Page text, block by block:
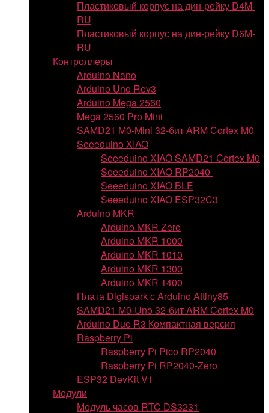
Пластиковый корпус на дин-рейку D4M-
RU
Пластиковый корпус на дин-рейку D6M-
RU
Контроллеры
Arduino Nano
Arduino Uno Rev3
Arduino Mega 2560
Mega 2560 Pro Mini
SAMD21 M0-Mini 32-бит ARM Cortex M0
Seeeduino XIAO
Seeeduino XIAO SAMD21 Cortex M0
Seeeduino XIAO RP2040
Seeeduino XIAO BLE
Seeeduino XIAO ESP32C3
Arduino MKR
Arduino MKR Zero
Arduino MKR 1000
Arduino MKR 1010
Arduino MKR 1300
Arduino MKR 1400
Плата Digispark с Arduino Attiny85
SAMD21 M0-Uno 32-бит ARM Cortex M0
Arduino Due R3 Компактная версия
Raspberry Pi
Raspberry Pi Pico RP2040
Raspberry Pi RP2040-Zero
ESP32 DevKit V1
Модули
Модуль часов RTC DS3231